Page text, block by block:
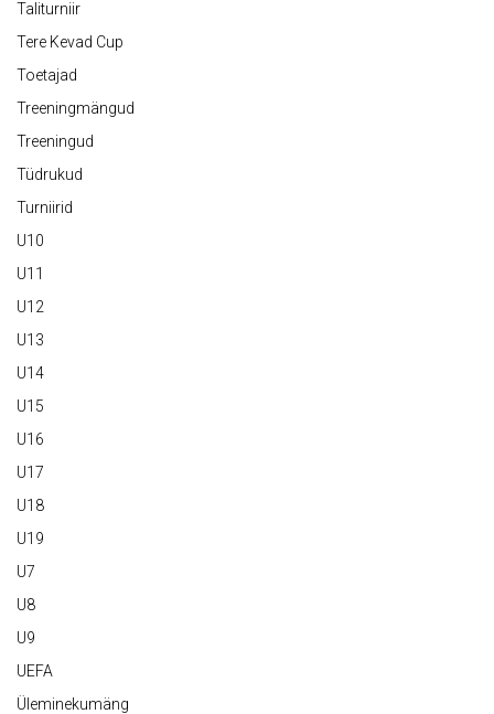
Taliturniir
Tere Kevad Cup
Toetajad
Treeningmängud
Treeningud
Tüdrukud
Turniirid
U10
U11
U12
U13
U14
U15
U16
U17
U18
U19
U7
U8
U9
UEFA
Üleminekumäng